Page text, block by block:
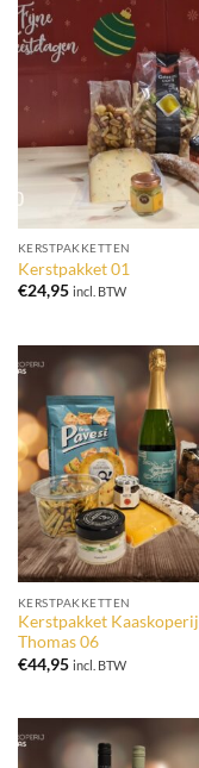
KERSTPAKKETTEN
Kerstpakket 01
€24,95 incl. BTW
KERSTPAKKETTEN
Kerstpakket Kaaskoperij
Thomas 06
€44,95 incl. BTW